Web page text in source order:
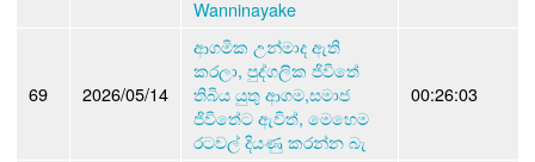
Wanninayake
69 2026/05/14
ආගමික උන්මාද ඇති
කරලා, පුද්ගලික ජිවිතේ
තිබිය යුතු ආගම,සමාජ
ජිවිතේට ඇවිත්, මෙහෙම
රටවල් දියණු කරන්න බැ
00:26:03